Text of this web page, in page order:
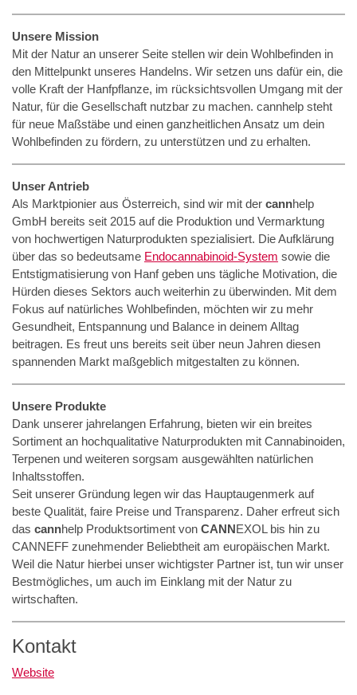
Unsere Mission
Mit der Natur an unserer Seite stellen wir dein Wohlbefinden in
den Mittelpunkt unseres Handelns. Wir setzen uns dafür ein, die
volle Kraft der Hanfpflanze, im rücksichtsvollen Umgang mit der
Natur, für die Gesellschaft nutzbar zu machen. cannhelp steht
für neue Maßstäbe und einen ganzheitlichen Ansatz um dein
Wohlbefinden zu fördern, zu unterstützen und zu erhalten.
Unser Antrieb
Als Marktpionier aus Österreich, sind wir mit der cannhelp
GmbH bereits seit 2015 auf die Produktion und Vermarktung
von hochwertigen Naturprodukten spezialisiert. Die Aufklärung
über das so bedeutsame Endocannabinoid-System sowie die
Entstigmatisierung von Hanf geben uns tägliche Motivation, die
Hürden dieses Sektors auch weiterhin zu überwinden. Mit dem
Fokus auf natürliches Wohlbefinden, möchten wir zu mehr
Gesundheit, Entspannung und Balance in deinem Alltag
beitragen. Es freut uns bereits seit über neun Jahren diesen
spannenden Markt maßgeblich mitgestalten zu können.
Unsere Produkte
Dank unserer jahrelangen Erfahrung, bieten wir ein breites
Sortiment an hochqualitative Naturprodukten mit Cannabinoiden,
Terpenen und weiteren sorgsam ausgewählten natürlichen
Inhaltsstoffen.
Seit unserer Gründung legen wir das Hauptaugenmerk auf
beste Qualität, faire Preise und Transparenz. Daher erfreut sich
das cannhelp Produktsortiment von CANNEXOL bis hin zu
CANNEFF zunehmender Beliebtheit am europäischen Markt.
Weil die Natur hierbei unser wichtigster Partner ist, tun wir unser
Bestmögliches, um auch im Einklang mit der Natur zu
wirtschaften.
Kontakt
Website